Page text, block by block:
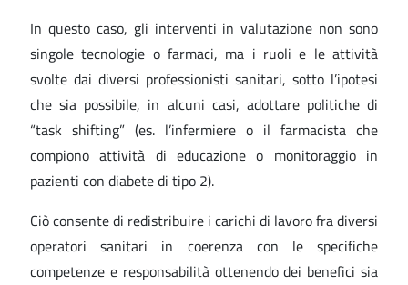
In questo caso, gli interventi in valutazione non sono
singole tecnologie o farmaci, ma i ruoli e le attività
svolte dai diversi professionisti sanitari, sotto l’ipotesi
che sia possibile, in alcuni casi, adottare politiche di
“task shifting” (es. l’infermiere o il farmacista che
compiono attività di educazione o monitoraggio in
pazienti con diabete di tipo 2).
Ciò consente di redistribuire i carichi di lavoro fra diversi
operatori sanitari in coerenza con le specifiche
competenze e responsabilità ottenendo dei benefici sia